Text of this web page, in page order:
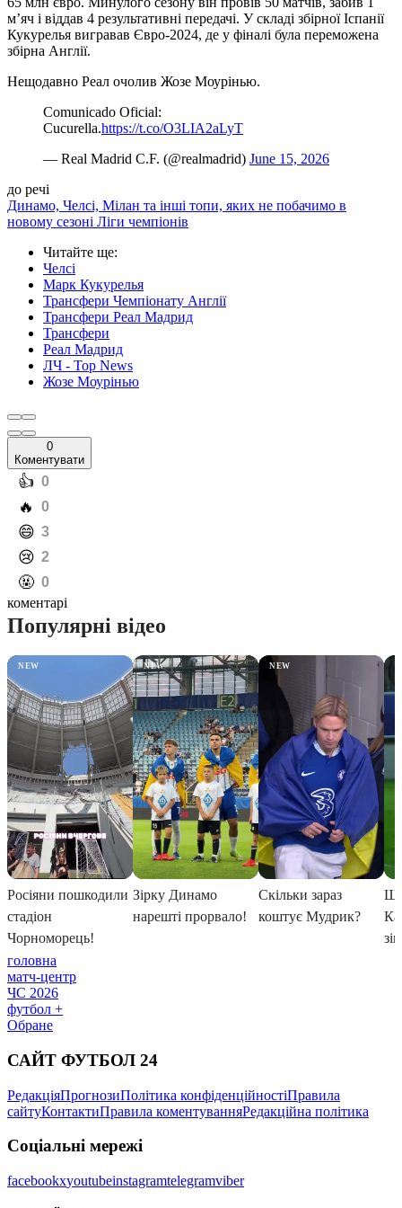
м’яч і віддав 4 результативні передачі. У складі збірної Іспанії
Кукурелья вигравав Євро-2024, де у фіналі була переможена
збірна Англії.
Нещодавно Реал очолив Жозе Моурінью.
Comunicado Oficial:
Cucurella.https://t.co/O3LIA2aLyT
— Real Madrid C.F. (@realmadrid) June 15, 2026
до речі
Динамо, Челсі, Мілан та інші топи, яких не побачимо в
новому сезоні Ліги чемпіонів
Читайте ще:
Челсі
Марк Кукурелья
Трансфери Чемпіонату Англії
Трансфери Реал Мадрид
Трансфери
Реал Мадрид
ЛЧ - Top News
Жозе Моурінью
0
Коментувати
️👍 0
️🔥 0
️😄 3
️😢 2
️🤬 0
коментарі
головна
матч-центр
ЧС 2026
футбол +
Обране
САЙТ ФУТБОЛ 24
РедакціяПрогнозиПолітика конфіденційностіПравила
сайтуКонтактиПравила коментуванняРедакційна політика
Соціальні мережі
facebookxyoutubeinstagramtelegramviber